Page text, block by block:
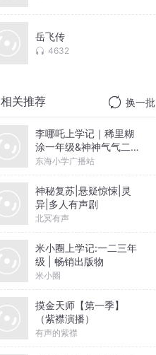
岳飞传
4632
相关推荐 换一批
李哪吒上学记｜稀里糊
涂一年级&神神气气二年
级
东海小学广播站
神秘复苏|悬疑惊悚|灵
异|多人有声剧
北冥有声
米小圈上学记:一二三年
级 | 畅销出版物
米小圈
摸金天师【第一季】
（紫襟演播）
有声的紫襟